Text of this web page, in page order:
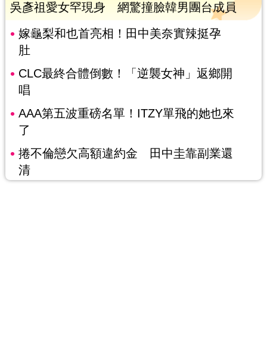
吳彥祖愛女罕現身 網驚撞臉韓男團台成員
嫁龜梨和也首亮相！田中美奈實辣挺孕
肚
CLC最終合體倒數！「逆襲女神」返鄉開
唱
AAA第五波重磅名單！ITZY單飛的她也來
了
捲不倫戀欠高額違約金 田中圭靠副業還
清